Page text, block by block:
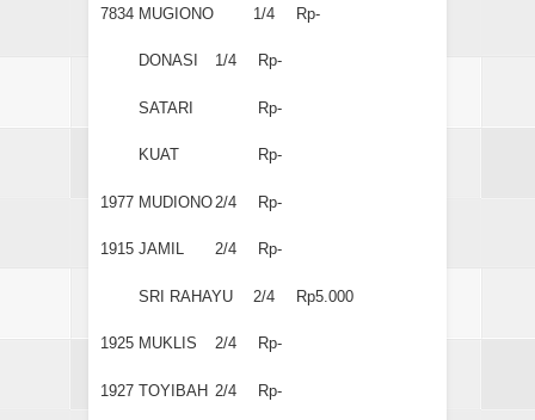
7834 MUGIONO 1/4 Rp-
DONASI 1/4 Rp-
SATARI Rp-
KUAT Rp-
1977 MUDIONO 2/4 Rp-
1915 JAMIL 2/4 Rp-
SRI RAHAYU 2/4 Rp5.000
1925 MUKLIS 2/4 Rp-
1927 TOYIBAH 2/4 Rp-